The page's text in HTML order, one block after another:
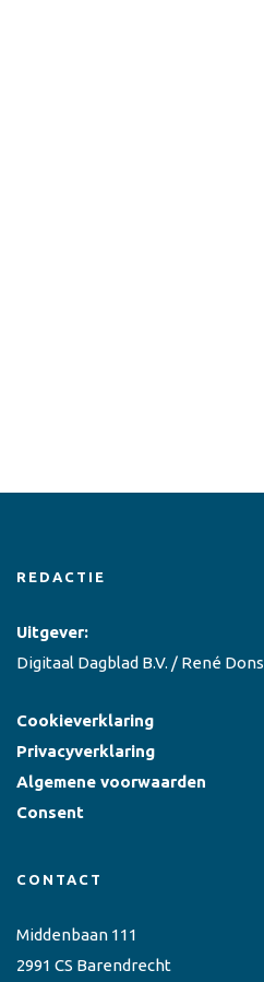
REDACTIE
Uitgever:
Digitaal Dagblad B.V. / René Dons
Cookieverklaring
Privacyverklaring
Algemene voorwaarden
Consent
CONTACT
Middenbaan 111
2991 CS Barendrecht